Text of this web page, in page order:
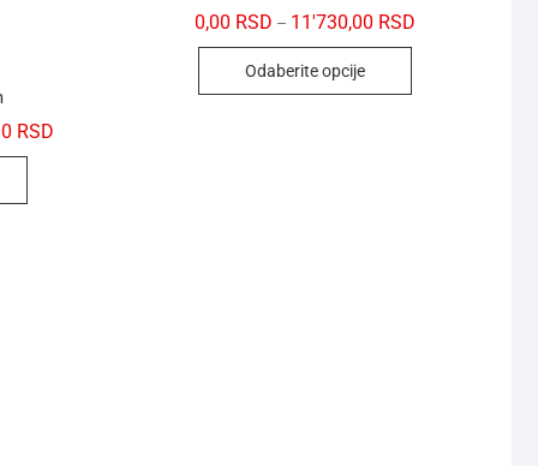
RSD
0,00 RSD – 11'730,00 RSD
Odaberite opcije